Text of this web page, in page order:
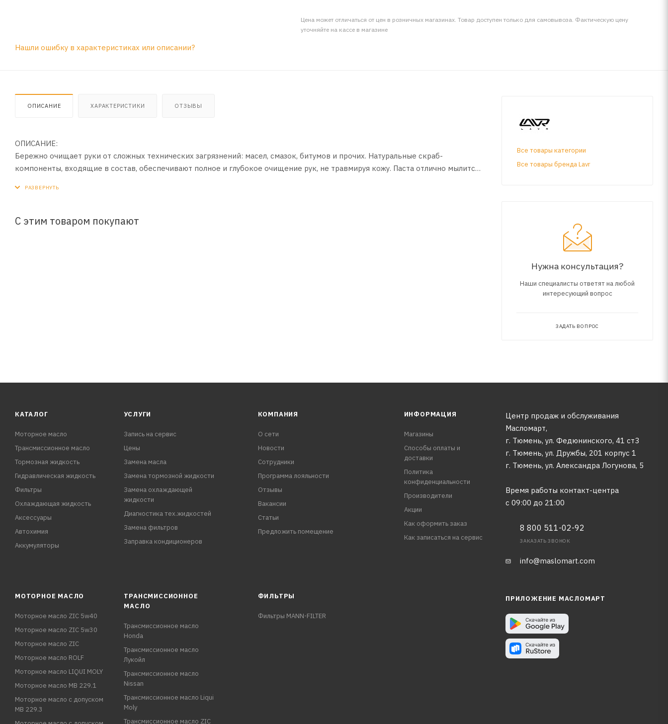
Цена может отличаться от цен в розничных магазинах. Товар доступен только для самовывоза. Фактическую цену
уточняйте на кассе в магазине
Нашли ошибку в характеристиках или описании?
ОПИСАНИЕ ХАРАКТЕРИСТИКИ ОТЗЫВЫ
ОПИСАНИЕ:
Бережно очищает руки от сложных технических загрязнений: масел, смазок, битумов и прочих. Натуральные скраб-
компоненты, входящие в состав, обеспечивают полное и глубокое очищение рук, не травмируя кожу. Паста отлично мылится
1. Небольшое количество очищающей пасты нанести на грязные руки.
С этим товаром покупают
Все товары категории
Все товары бренда Lavr
Нужна консультация?
Наши специалисты ответят на любой
интересующий вопрос
ЗАДАТЬ ВОПРОС
КАТАЛОГ
Моторное масло
Трансмиссионное масло
Тормозная жидкость
Гидравлическая жидкость
Фильтры
Охлаждающая жидкость
Аксессуары
Автохимия
Аккумуляторы
УСЛУГИ
Запись на сервис
Цены
Замена масла
Замена тормозной жидкости
Замена охлаждающей
жидкости
Диагностика тех.жидкостей
Замена фильтров
Заправка кондиционеров
КОМПАНИЯ
О сети
Новости
Сотрудники
Программа лояльности
Отзывы
Вакансии
Статьи
Предложить помещение
ИНФОРМАЦИЯ
Магазины
Способы оплаты и
доставки
Политика
конфиденциальности
Производители
Акции
Как оформить заказ
Как записаться на сервис
Центр продаж и обслуживания
Масломарт,
г. Тюмень, ул. Федюнинского, 41 ст3
г. Тюмень, ул. Дружбы, 201 корпус 1
г. Тюмень, ул. Александра Логунова, 5
Время работы контакт-центра
с 09:00 до 21:00
8 800 511-02-92
ЗАКАЗАТЬ ЗВОНОК
info@maslomart.com
МОТОРНОЕ МАСЛО
Моторное масло ZIC 5w40
Моторное масло ZIC 5w30
Моторное масло ZIC
Моторное масло ROLF
Моторное масло LIQUI MOLY
Моторное масло MB 229.1
Моторное масло с допуском
MB 229.3
ТРАНСМИССИОННОЕ
МАСЛО
Трансмиссионное масло
Honda
Трансмиссионное масло
Лукойл
Трансмиссионное масло
Nissan
Трансмиссионное масло Liqui
Moly
Трансмиссионное масло ZIC
ФИЛЬТРЫ
Фильтры MANN-FILTER
ПРИЛОЖЕНИЕ МАСЛОМАРТ